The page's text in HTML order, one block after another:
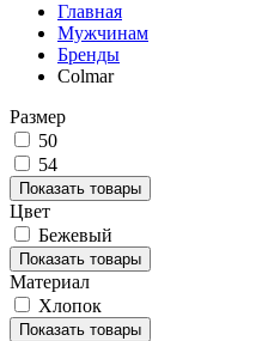
Главная
Мужчинам
Бренды
Colmar
Размер
50
54
Показать товары
Цвет
Бежевый
Показать товары
Материал
Хлопок
Показать товары